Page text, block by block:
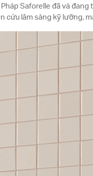
Saforelle đã và
lâm sàng kỹ lưỡng,